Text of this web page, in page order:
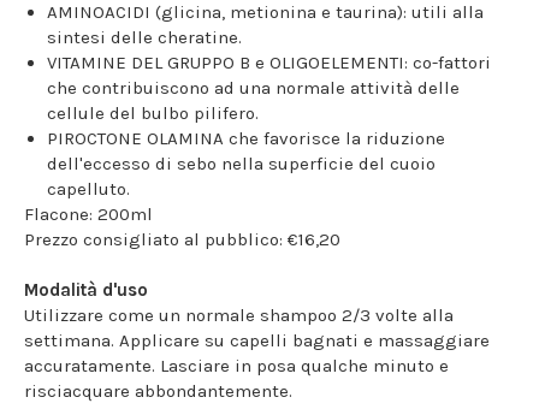
AMINOACIDI (glicina, metionina e taurina): utili alla
sintesi delle cheratine.
VITAMINE DEL GRUPPO B e OLIGOELEMENTI: co-fattori
che contribuiscono ad una normale attività delle
cellule del bulbo pilifero.
PIROCTONE OLAMINA che favorisce la riduzione
dell'eccesso di sebo nella superficie del cuoio
capelluto.
Flacone: 200ml
Prezzo consigliato al pubblico: €16,20
Modalità d'uso
Utilizzare come un normale shampoo 2/3 volte alla
settimana. Applicare su capelli bagnati e massaggiare
accuratamente. Lasciare in posa qualche minuto e
risciacquare abbondantemente.